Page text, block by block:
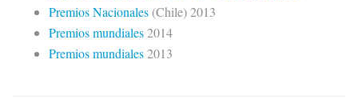
Premios Nacionales (Chile) 2013
Premios mundiales2014
Premios mundiales2013